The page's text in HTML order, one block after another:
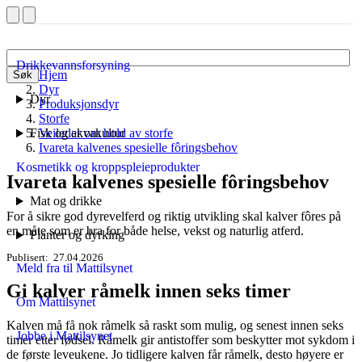
Søk
Drikkevannsforsyning
Dyr
Fisk og akvakultur
Kosmetikk og kroppspleieprodukter
Mat og drikke
Planter og dyrking
Meld fra til Mattilsynet
Om Mattilsynet
Jobbe i Mattilsynet
Hjem
Dyr
Produksjonsdyr
Storfe
Veileder om hold av storfe
Ivareta kalvenes spesielle fôringsbehov
Ivareta kalvenes spesielle fôringsbehov
For å sikre god dyrevelferd og riktig utvikling skal kalver fôres på
en måte som er bra for både helse, vekst og naturlig atferd.
Publisert 27.04.2026
Gi kalver råmelk innen seks timer
Kalven må få nok råmelk så raskt som mulig, og senest innen seks
timer etter fødsel. Råmelk gir antistoffer som beskytter mot sykdom i
de første leve­ukene. Jo tidligere kalven får råmelk, desto høyere er